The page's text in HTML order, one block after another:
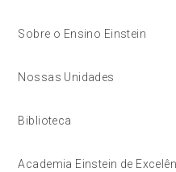
Sobre o Ensino Einstein
Nossas Unidades
Biblioteca
Academia Einstein de